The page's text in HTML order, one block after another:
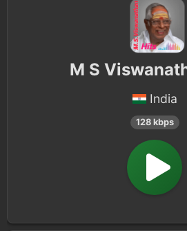
M S
India
128 kbps